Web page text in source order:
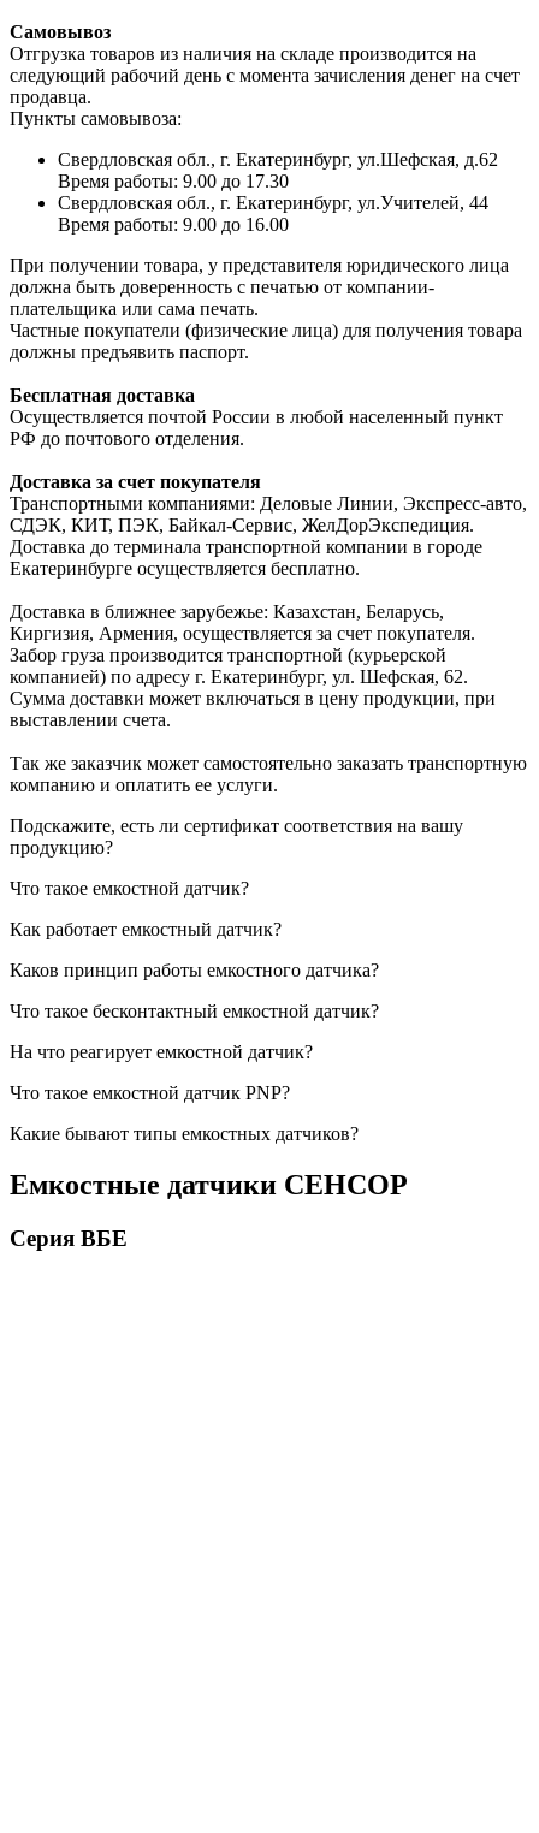
Самовывоз
Отгрузка товаров из наличия на складе производится на
следующий рабочий день с момента зачисления денег на счет
продавца.
Пункты самовывоза:
Свердловская обл., г. Екатеринбург, ул.Шефская, д.62
Время работы: 9.00 до 17.30
Свердловская обл., г. Екатеринбург, ул.Учителей, 44
Время работы: 9.00 до 16.00
При получении товара, у представителя юридического лица
должна быть доверенность с печатью от компании-
плательщика или сама печать.
Частные покупатели (физические лица) для получения товара
должны предъявить паспорт.
Бесплатная доставка
Осуществляется почтой России в любой населенный пункт
РФ до почтового отделения.
Доставка за счет покупателя
Транспортными компаниями: Деловые Линии, Экспресс-авто,
СДЭК, КИТ, ПЭК, Байкал-Сервис, ЖелДорЭкспедиция.
Доставка до терминала транспортной компании в городе
Екатеринбурге осуществляется бесплатно.
Доставка в ближнее зарубежье: Казахстан, Беларусь,
Киргизия, Армения, осуществляется за счет покупателя.
Забор груза производится транспортной (курьерской
компанией) по адресу г. Екатеринбург, ул. Шефская, 62.
Сумма доставки может включаться в цену продукции, при
выставлении счета.
Так же заказчик может самостоятельно заказать транспортную
компанию и оплатить ее услуги.
Подскажите, есть ли сертификат соответствия на вашу
продукцию?
Что такое емкостной датчик?
Как работает емкостный датчик?
Каков принцип работы емкостного датчика?
Что такое бесконтактный емкостной датчик?
На что реагирует емкостной датчик?
Что такое емкостной датчик PNP?
Какие бывают типы емкостных датчиков?
Емкостные датчики СЕНСОР
Серия ВБЕ